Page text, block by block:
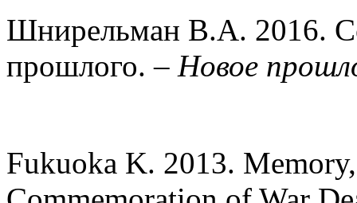
Шнирельман В.А. 2016.
прошлого. – Новое
Fukuoka K. 2013.